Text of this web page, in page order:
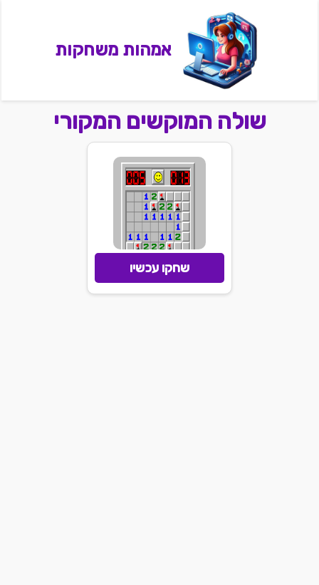
אמהות משחקות
שולה המוקשים המקורי
שחקו עכשיו